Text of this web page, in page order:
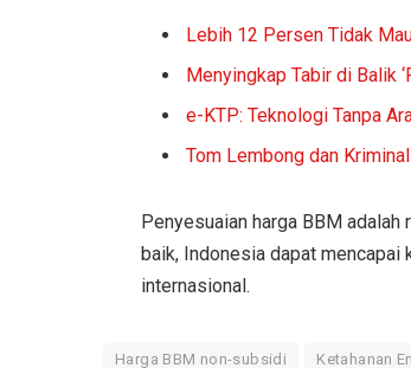
Lebih 12 Persen Tidak
Menyingkap Tabir di Balik
e-KTP: Teknologi Tanpa
Tom Lembong dan
Penyesuaian harga BBM
baik, Indonesia dapat mencapai
internasional.
Harga BBM non-subsidi Ketahanan